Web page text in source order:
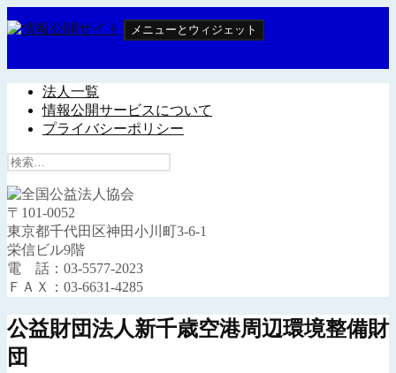
ン
ン
ッ
メニューとウィジェット
法人一覧
情報公開サービスについて
プライバシーポリシー
検
〒101-0052
東京都千代田区神田小川町3-6-1
栄信ビル9階
電 話：03-5577-2023
ＦＡＸ：03-6631-4285
公益財団法人新千歳空港周辺環境整備財
団